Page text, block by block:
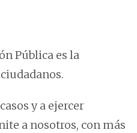
Pública es la
y a ejercer
a nosotros, con más